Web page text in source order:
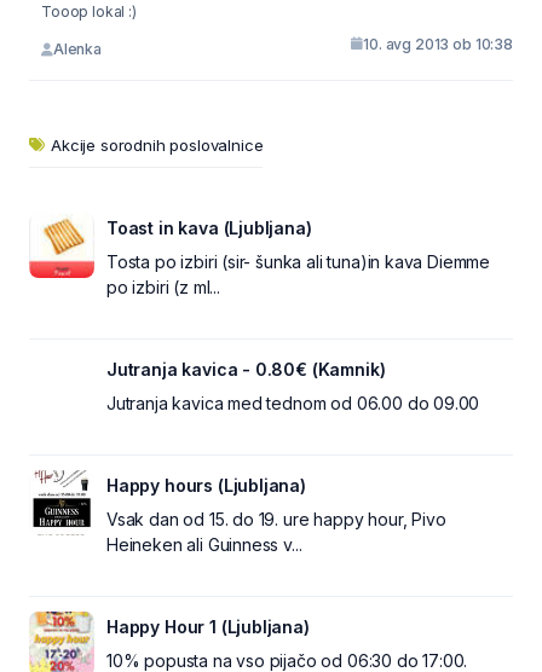
Tooop lokal :)
Alenka 10. avg 2013 ob 10:38
Akcije sorodnih poslovalnice
Toast in kava (Ljubljana)
Tosta po izbiri (sir- šunka ali tuna)in kava Diemme
po izbiri (z ml...
Jutranja kavica - 0.80€ (Kamnik)
Jutranja kavica med tednom od 06.00 do 09.00
Happy hours (Ljubljana)
Vsak dan od 15. do 19. ure happy hour, Pivo
Heineken ali Guinness v...
Happy Hour 1 (Ljubljana)
10% popusta na vso pijačo od 06:30 do 17:00.